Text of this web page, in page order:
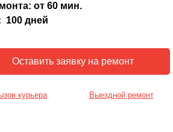
от 60 мин.
100 дней
курьера Выездной ремонт